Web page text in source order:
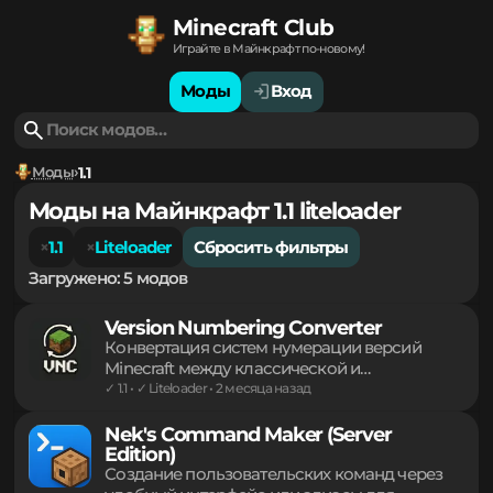
Minecraft Club
Играйте в Майнкрафт по-новому!
Моды Вход
Моды 1.1
Моды на Майнкрафт 1.1 liteloader
1.1 Liteloader
Сбросить фильтры
Загружено: 5 модов
Version Numbering Converter
Конвертация систем нумерации версий
Minecraft между классической и
Инструментарий для разработчиков Java,
обеспечивающий корректный парсинг
протоколов, прямое сравнение релизов и
Nek's Command Maker (Server
Edition)